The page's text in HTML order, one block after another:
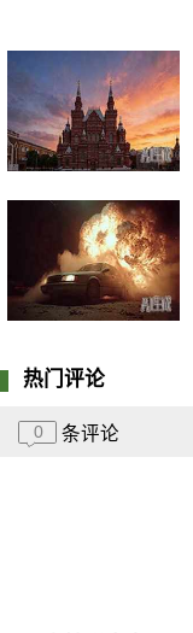
热门评论
0 条评论